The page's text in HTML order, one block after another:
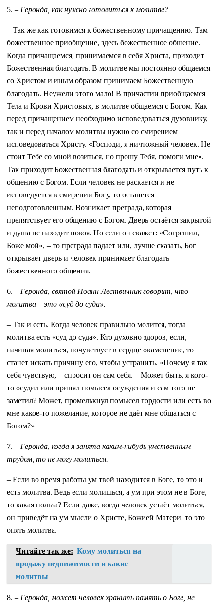
5. – Геронда, как нужно готовиться к молитве?
– Так же как готовимся к божественному причащению. Там
божественное приобщение, здесь божественное общение.
Когда причащаемся, принимаемся в себя Христа, приходит
Божественная благодать. В молитве мы постоянно общаемся
со Христом и иным образом принимаем Божественную
благодать. Неужели этого мало! В причастии приобщаемся
Тела и Крови Христовых, в молитве общаемся с Богом. Как
перед причащением необходимо исповедоваться духовнику,
так и перед началом молитвы нужно со смирением
исповедоваться Христу. «Господи, я ничтожный человек. Не
стоит Тебе со мной возиться, но прошу Тебя, помоги мне».
Так приходит Божественная благодать и открывается путь к
общению с Богом. Если человек не раскается и не
исповедуется в смирении Богу, то останется
неподготовленным. Возникает преграда, которая
препятствует его общению с Богом. Дверь остаётся закрытой
и душа не находит покоя. Но если он скажет: «Согрешил,
Боже мой», – то преграда падает или, лучше сказать, Бог
открывает дверь и человек принимает благодать
божественного общения.
6. – Геронда, святой Иоанн Лествичник говорит, что
молитва – это «суд до суда».
– Так и есть. Когда человек правильно молится, тогда
молитва есть «суд до суда». Кто духовно здоров, если,
начиная молиться, почувствует в сердце окаменение, то
станет искать причину его, чтобы устранить. «Почему я так
себя чувствую, – спросит он сам себя. – Может быть, я кого-
то осудил или принял помысел осуждения и сам того не
заметил? Может, промелькнул помысел гордости или есть во
мне какое-то пожелание, которое не даёт мне общаться с
Богом?»
7. – Геронда, когда я занята каким-нибудь умственным
трудом, то не могу молиться.
– Если во время работы ум твой находится в Боге, то это и
есть молитва. Ведь если молишься, а ум при этом не в Боге,
то какая польза? Если даже, когда человек устаёт молиться,
он приведёт на ум мысли о Христе, Божией Матери, то это
опять молитва.
Читайте так же: Кому молиться на
продажу недвижимости и какие
молитвы
8. – Геронда, может человек хранить память о Боге, не